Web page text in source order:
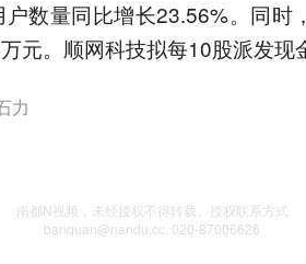
数量同比增长23.56%。同时
元。顺网科技拟每10股派发现
力
南都N视频，未经授权不得转载、授权联系方式
banquan@nandu.cc. 020-87006626